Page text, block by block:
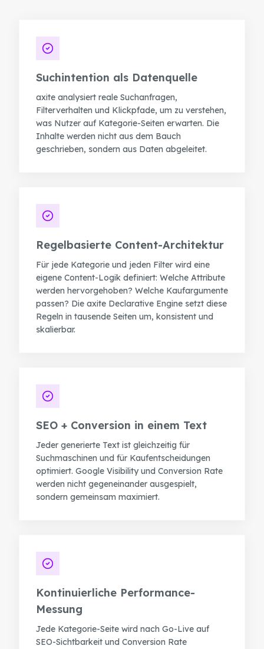
Supervise
Optimize
Die Engine
Architektur
Im Vergleich
Internationalisierung
Kanalstrategie
Sichtbarkeit
Textqualität
Automotive & Mobilität
B2B & Industrie
Brands & Hersteller
Warum axite
Team & Experten
Next Event
Thought Leadership
English
Suchintention als Datenquelle
axite analysiert reale Suchanfragen,
Filterverhalten und Klickpfade, um zu verstehen,
was Nutzer auf Kategorie-Seiten erwarten. Die
Inhalte werden nicht aus dem Bauch
geschrieben, sondern aus Daten abgeleitet.
Regelbasierte Content-Architektur
Für jede Kategorie und jeden Filter wird eine
eigene Content-Logik definiert: Welche Attribute
werden hervorgehoben? Welche Kaufargumente
passen? Die axite Declarative Engine setzt diese
Regeln in tausende Seiten um, konsistent und
skalierbar.
SEO + Conversion in einem Text
Jeder generierte Text ist gleichzeitig für
Suchmaschinen und für Kaufentscheidungen
optimiert. Google Visibility und Conversion Rate
werden nicht gegeneinander ausgespielt,
sondern gemeinsam maximiert.
Kontinuierliche Performance-
Messung
Jede Kategorie-Seite wird nach Go-Live auf
SEO-Sichtbarkeit und Conversion Rate